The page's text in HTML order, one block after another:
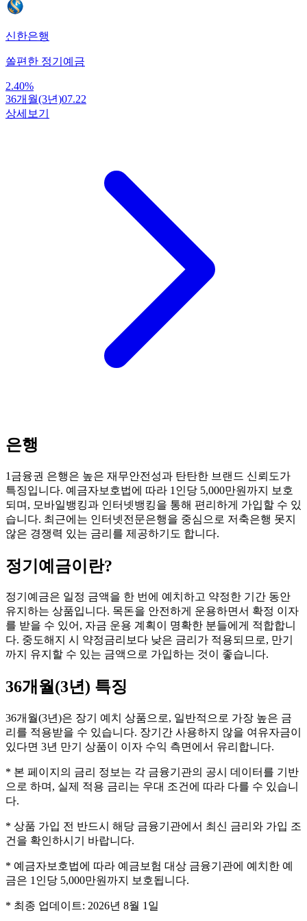
신한은행
쏠편한 정기예금
2.40%
36개월(3년)07.22
상세보기
은행
1금융권 은행은 높은 재무안전성과 탄탄한 브랜드 신뢰도가
특징입니다. 예금자보호법에 따라 1인당 5,000만원까지 보호
되며, 모바일뱅킹과 인터넷뱅킹을 통해 편리하게 가입할 수 있
습니다. 최근에는 인터넷전문은행을 중심으로 저축은행 못지
않은 경쟁력 있는 금리를 제공하기도 합니다.
정기예금이란?
정기예금은 일정 금액을 한 번에 예치하고 약정한 기간 동안
유지하는 상품입니다. 목돈을 안전하게 운용하면서 확정 이자
를 받을 수 있어, 자금 운용 계획이 명확한 분들에게 적합합니
다. 중도해지 시 약정금리보다 낮은 금리가 적용되므로, 만기
까지 유지할 수 있는 금액으로 가입하는 것이 좋습니다.
36개월(3년) 특징
36개월(3년)은 장기 예치 상품으로, 일반적으로 가장 높은 금
리를 적용받을 수 있습니다. 장기간 사용하지 않을 여유자금이
있다면 3년 만기 상품이 이자 수익 측면에서 유리합니다.
* 본 페이지의 금리 정보는 각 금융기관의 공시 데이터를 기반
으로 하며, 실제 적용 금리는 우대 조건에 따라 다를 수 있습니
다.
* 상품 가입 전 반드시 해당 금융기관에서 최신 금리와 가입 조
건을 확인하시기 바랍니다.
* 예금자보호법에 따라 예금보험 대상 금융기관에 예치한 예
금은 1인당 5,000만원까지 보호됩니다.
* 최종 업데이트: 2026년 8월 1일